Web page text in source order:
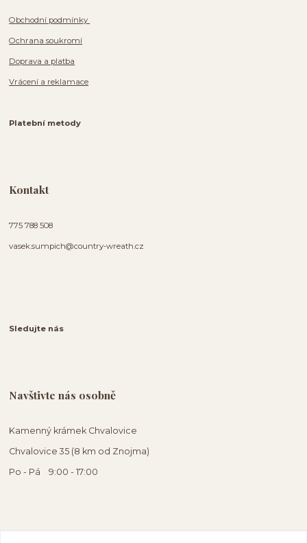
Obchodní podmínky
Ochrana soukromí
Doprava a platba
Vrácení a reklamace
Platební metody
Kontakt
775 788 508
vasek.sumpich@country-wreath.cz
Sledujte nás
Navštivte nás osobně
Kamenný krámek Chvalovice
Chvalovice 35 (8 km od Znojma)
Po - Pá 9:00 - 17:00